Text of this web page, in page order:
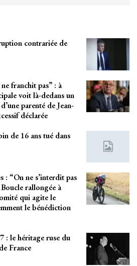
contrariée de
franchit pas” : à
voit là-dedans un
parenté de Jean-
déclarée
de 16 ans tué dans
: “On ne s’interdit pas
rallongée à
qui agite le
le bénédiction
: le héritage ruse du
France